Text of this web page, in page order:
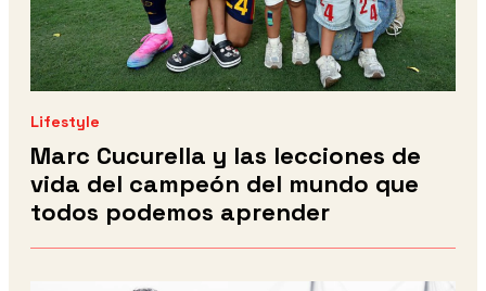
Lifestyle
Marc Cucurella y las lecciones de
vida del campeón del mundo que
todos podemos aprender